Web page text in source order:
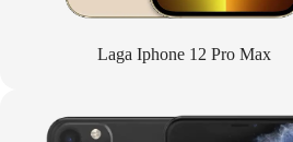
Laga Iphone 12 Pro Max